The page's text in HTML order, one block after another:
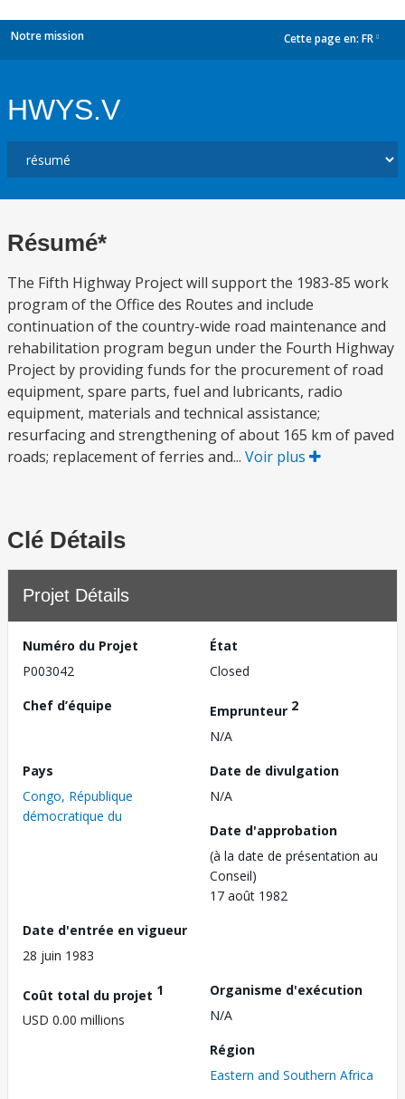
Notre mission Cette page en: FR
HWYS.V
Résumé*
The Fifth Highway Project will support the 1983-85 work
program of the Office des Routes and include
continuation of the country-wide road maintenance and
rehabilitation program begun under the Fourth Highway
Project by providing funds for the procurement of road
equipment, spare parts, fuel and lubricants, radio
equipment, materials and technical assistance;
resurfacing and strengthening of about 165 km of paved
roads; replacement of ferries and... Voir plus
Clé Détails
Projet Détails
Numéro du Projet
P003042
État
Closed
Chef d’équipe
Emprunteur 2
N/A
Pays
Congo, République
démocratique du
Date de divulgation
N/A
Date d'approbation
(à la date de présentation au
Conseil)
17 août 1982
Date d'entrée en vigueur
28 juin 1983
Coût total du projet 1
USD 0.00 millions
Organisme d'exécution
N/A
Région
Eastern and Southern Africa